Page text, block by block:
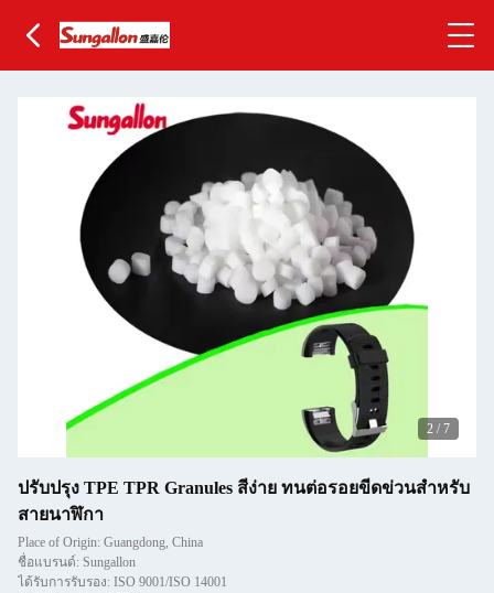
2 / 7
ปรับปรุง TPE TPR Granules สีง่าย ทนต่อรอยขีดข่วนสําหรับ
สายนาฬิกา
Place of Origin: Guangdong, China
ชื่อแบรนด์: Sungallon
ได้รับการรับรอง: ISO 9001/ISO 14001